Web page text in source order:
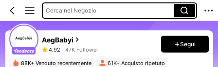
Cerca nel Negozio
AegBabyi
4.92 47K Follower
Segui
88K+ Venduto recentemente 61K+ Acquisto ripetuto